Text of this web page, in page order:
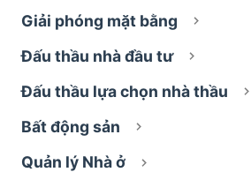
Giải phóng mặt bằng
Đấu thầu nhà đầu tư
Đấu thầu lựa chọn nhà thầu
Bất động sản
Quản lý Nhà ở